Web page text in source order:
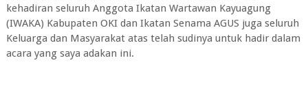
kehadiran seluruh Anggota Ikatan Wartawan Kayuagung
(IWAKA) Kabupaten OKI dan Ikatan Senama AGUS juga seluruh
Keluarga dan Masyarakat atas telah sudinya untuk hadir dalam
acara yang saya adakan ini.